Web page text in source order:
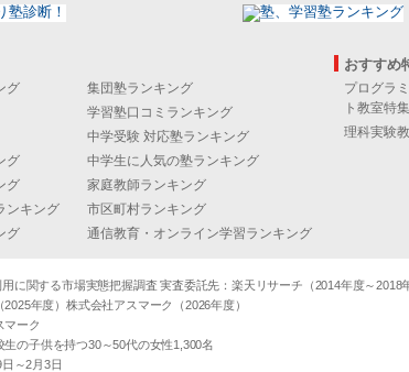
グ
集団塾ランキング
学習塾口コミランキング
中学受験 対応塾ランキング
グ
中学生に人気の塾ランキング
グ
家庭教師ランキング
ンキング
市区町村ランキング
グ
通信教育・オンライン学習ランキング
おすすめ
プログラ
ト教室特集
理科実験
に関する市場実態把握調査 実査委託先：楽天リサーチ（2014年度～2018
年度）株式会社アスマーク（2026年度）
マーク
の子供を持つ30～50代の女性1,300名
～2月3日